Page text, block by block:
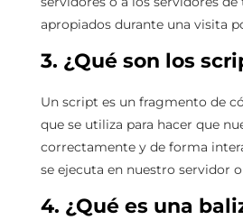
apropiados durante una visita
3. ¿Qué son los
Un script es un fragmento de
que se utiliza para hacer que
correctamente y de forma
se ejecuta en nuestro servidor
4. ¿Qué es una